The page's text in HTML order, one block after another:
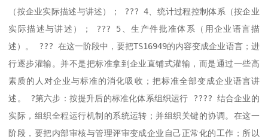
（按企业实际描述与讲述）； ??? 4、统计过程控制体系（按企业
实际描述与讲述）； ??? 5、生产件批准体系（用企业语言描
述）。 ??? 在这一阶段中，要把TS16949的内容变成企业语言；进
行逐步灌输。并不是把标准拿到企业直铺式灌输，而是通过一些高
素质的人对企业与标准的消化吸收；把标准全部变成企业语言讲
述。 ?第六步：按提升后的标准化体系组织运行 ???? 结合企业的
实际，组织全程运行机制的系统运转；并组织关键的协调。在这一
阶段，要把内部审核与管理评审变成企业自己正常化的工作；所以